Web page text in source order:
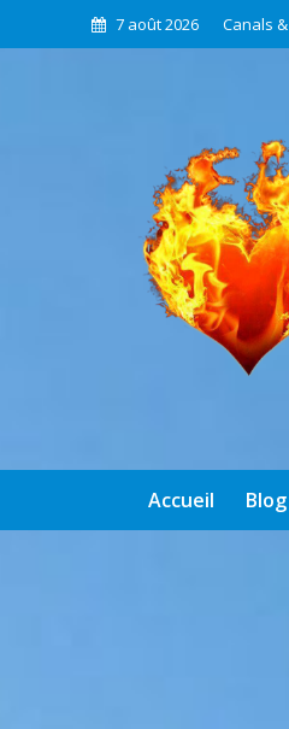
7 août 2026 Canals
Accueil Blog